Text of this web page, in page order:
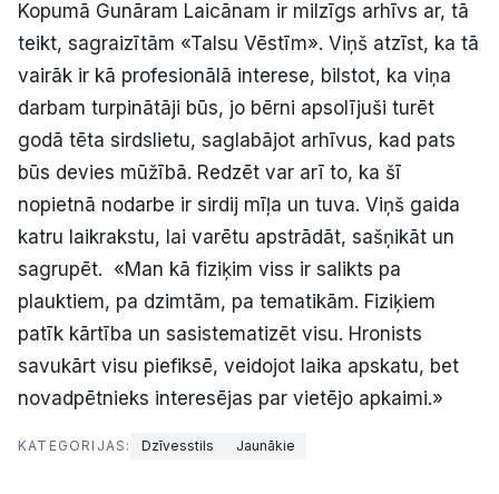
Kopumā Gunāram Laicānam ir milzīgs arhīvs ar, tā
teikt, sagraizītām «Talsu Vēstīm». Viņš atzīst, ka tā
vairāk ir kā profesionālā interese, bilstot, ka viņa
darbam turpinātāji būs, jo bērni apsolījuši turēt
godā tēta sirdslietu, saglabājot arhīvus, kad pats
būs devies mūžībā. Redzēt var arī to, ka šī
nopietnā nodarbe ir sirdij mīļa un tuva. Viņš gaida
katru laikrakstu, lai varētu apstrādāt, sašņikāt un
sagrupēt. «Man kā fiziķim viss ir salikts pa
plauktiem, pa dzimtām, pa tematikām. Fiziķiem
patīk kārtība un sasistematizēt visu. Hronists
savukārt visu piefiksē, veidojot laika apskatu, bet
novadpētnieks interesējas par vietējo apkaimi.»
KATEGORIJAS: Dzīvesstils Jaunākie